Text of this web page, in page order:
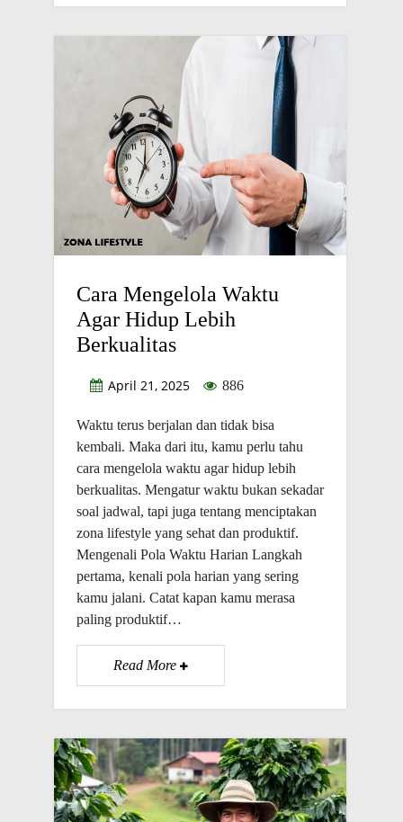
Cara Mengelola Waktu
Agar Hidup Lebih
Berkualitas
April 21, 2025 886
Waktu terus berjalan dan tidak bisa
kembali. Maka dari itu, kamu perlu tahu
cara mengelola waktu agar hidup lebih
berkualitas. Mengatur waktu bukan sekadar
soal jadwal, tapi juga tentang menciptakan
zona lifestyle yang sehat dan produktif.
Mengenali Pola Waktu Harian Langkah
pertama, kenali pola harian yang sering
kamu jalani. Catat kapan kamu merasa
paling produktif…
Read More